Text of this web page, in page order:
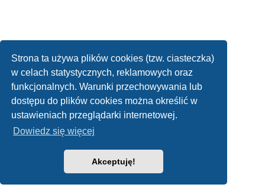
Strona ta używa plików cookies (tzw. ciasteczka)
w celach statystycznych, reklamowych oraz
funkcjonalnych. Warunki przechowywania lub
dostępu do plików cookies można określić w
ustawieniach przeglądarki internetowej.
Dowiedz się więcej
Akceptuję!